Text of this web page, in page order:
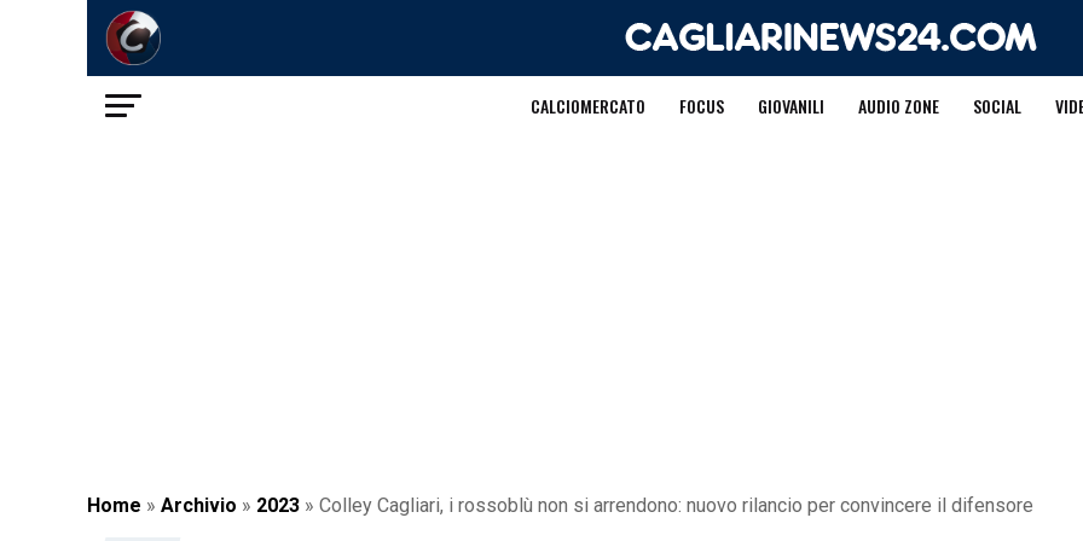
CALCIOMERCATO FOCUS GIOVANILI AUDIO ZONE SOCIAL
Home » Archivio » 2023 » Colley Cagliari, i rossoblù non si arrendono: nuovo rilancio per convincere il difensore